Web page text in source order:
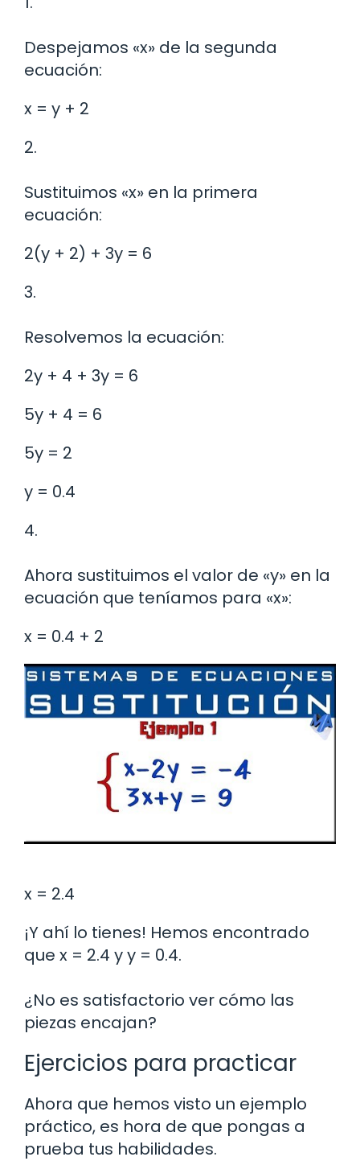
Despejamos «x» de la segunda
ecuación:
x = y + 2
2.
Sustituimos «x» en la primera
ecuación:
2(y + 2) + 3y = 6
3.
Resolvemos la ecuación:
2y + 4 + 3y = 6
5y + 4 = 6
5y = 2
y = 0.4
4.
Ahora sustituimos el valor de «y» en la
ecuación que teníamos para «x»:
x = 0.4 + 2
x = 2.4
¡Y ahí lo tienes! Hemos encontrado
que x = 2.4 y y = 0.4.
¿No es satisfactorio ver cómo las
piezas encajan?
Ejercicios para practicar
Ahora que hemos visto un ejemplo
práctico, es hora de que pongas a
prueba tus habilidades.